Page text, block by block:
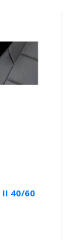
40/60